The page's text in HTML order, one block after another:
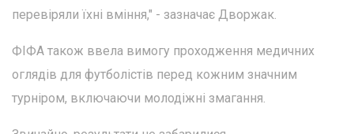
перевіряли їхні вміння," - зазначає Дворжак.
ФІФА також ввела вимогу проходження медичних
оглядів для футболістів перед кожним значним
турніром, включаючи молодіжні змагання.